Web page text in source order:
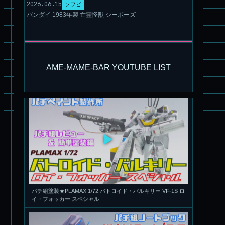
2026.06.15 ソフビ
バンダイ 1983年製 亡霊怪獣 シーボーズ
AME-MAME-BAR YOUTUBE LIST
パチ組塗装★PLAMAX 1/72 バトロイド・バルキリー VF-1S ロ
イ・フォッカー スペシャル